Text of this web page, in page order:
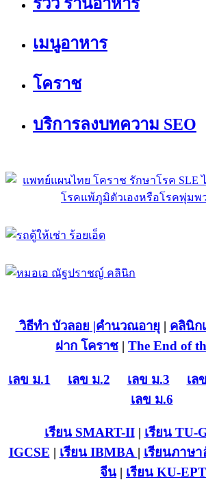
เมนูอาหาร
โคราช
บริการลงบทความ SEO
วิธีทำ บัวลอย |คำนวณอายุ | คลินิก
ฝาก โคราช | The End of
เลข ม.1 เลข ม.2 เลข ม.3 เล
เลข ม.6
เรียน SMART-II| เรียน TU-
IGCSE | เรียน IBMBA | เรียนภาษา
จีน | เรียน KU-EPT